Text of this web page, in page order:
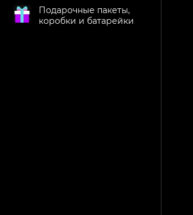
Подарочные пакеты,
коробки и батарейки